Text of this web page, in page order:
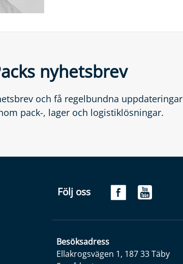
nyhetsbrev
och få regelbundna uppdateringar
pack-, lager och logistiklösningar.
Följ oss
Besöksadress
Ellakrogsvägen 1, 187 33 Täby